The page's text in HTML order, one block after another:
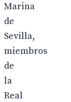
Marina
de
Sevilla,
miembros
de
la
Real